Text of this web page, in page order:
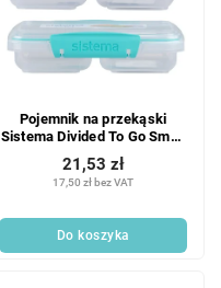
Pojemnik na przekąski
Sistema Divided To Go Small
Split z 2 przegródkami 350
ml, mix kolorów
17,50 zł bez VAT
21,53 zł
Do koszyka